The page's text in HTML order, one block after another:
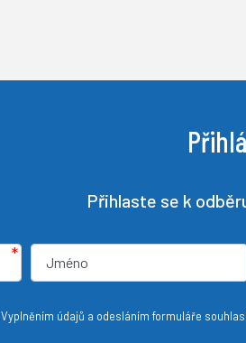
Přihlaste se k
*
Vyplněním údajů a odesláním formuláře